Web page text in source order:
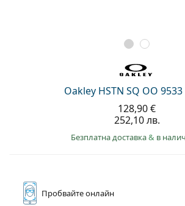
Oakley HSTN SQ OO
128,90 €
252,10 лв.
Безплатна доставка& в
Пробвайтеонлайн